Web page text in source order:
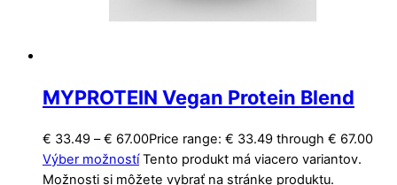
MYPROTEIN Vegan Protein Blend
€ 33.49 – € 67.00Price range: € 33.49 through € 67.00
Výber možností Tento produkt má viacero variantov.
Možnosti si môžete vybrať na stránke produktu.